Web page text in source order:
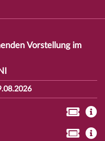
Vorstellung im